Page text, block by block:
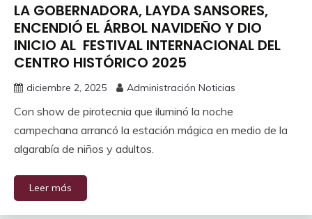
LA GOBERNADORA, LAYDA SANSORES,
ENCENDIÓ EL ÁRBOL NAVIDEÑO Y DIO
INICIO AL FESTIVAL INTERNACIONAL DEL
CENTRO HISTÓRICO 2025
diciembre 2, 2025 Administración Noticias
Con show de pirotecnia que iluminó la noche
campechana arrancó la estación mágica en medio de la
algarabía de niños y adultos.
Leer más